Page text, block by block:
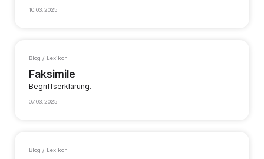
10.03.2025
Blog / Lexikon
Faksimile
Begriffserklärung.
07.03.2025
Blog / Lexikon